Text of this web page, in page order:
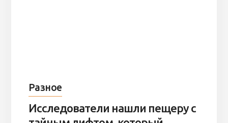
Разное
Исследователи нашли пещеру с